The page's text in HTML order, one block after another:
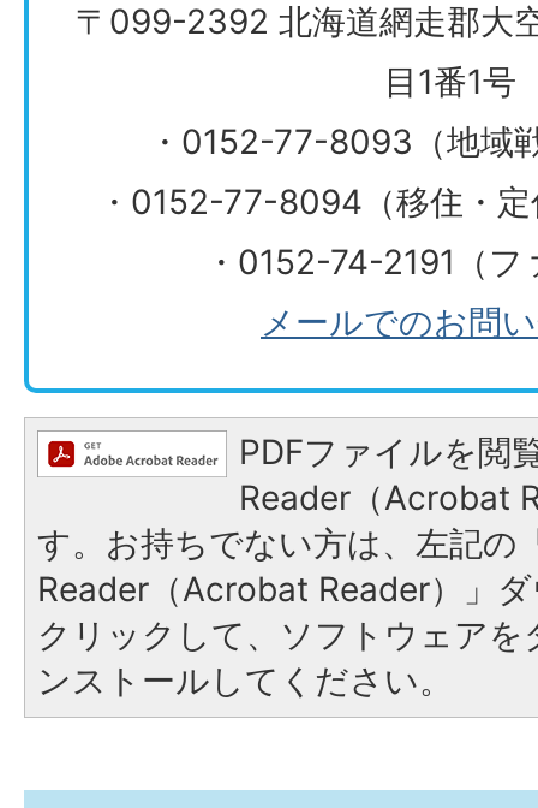
〒099-2392 北海道網走郡大
目1番1号
・0152-77-8093（地域
・0152-77-8094（移住・
・0152-74-2191（
メールでのお問
PDFファイルを閲
Reader（Acrobat
す。お持ちでない方は、左記の
Reader（Acrobat Reader）」
クリックして、ソフトウェア
ンストールしてください。